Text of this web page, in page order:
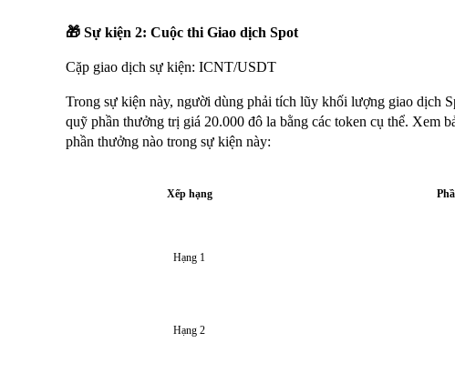
🎁 Sự kiện 2: Cuộc thi Giao dịch Spot
Cặp giao dịch sự kiện: ICNT/USDT
Trong sự kiện này, người dùng phải tích lũy khối lượng giao dịch
quỹ phần thưởng trị giá 20.000 đô la bằng các token cụ thể. Xem
phần thưởng nào trong sự kiện này:
Xếp hạng
Hạng 1
Hạng 2